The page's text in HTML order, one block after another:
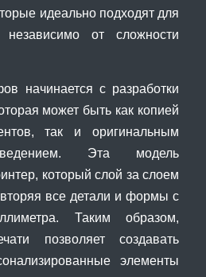
идеально подходят для
независимо от сложности
начинается с разработки
может быть как копией
так и оригинальным
Эта модель
который слой за слоем
все детали и формы с
Таким образом,
позволяет создавать
элементы